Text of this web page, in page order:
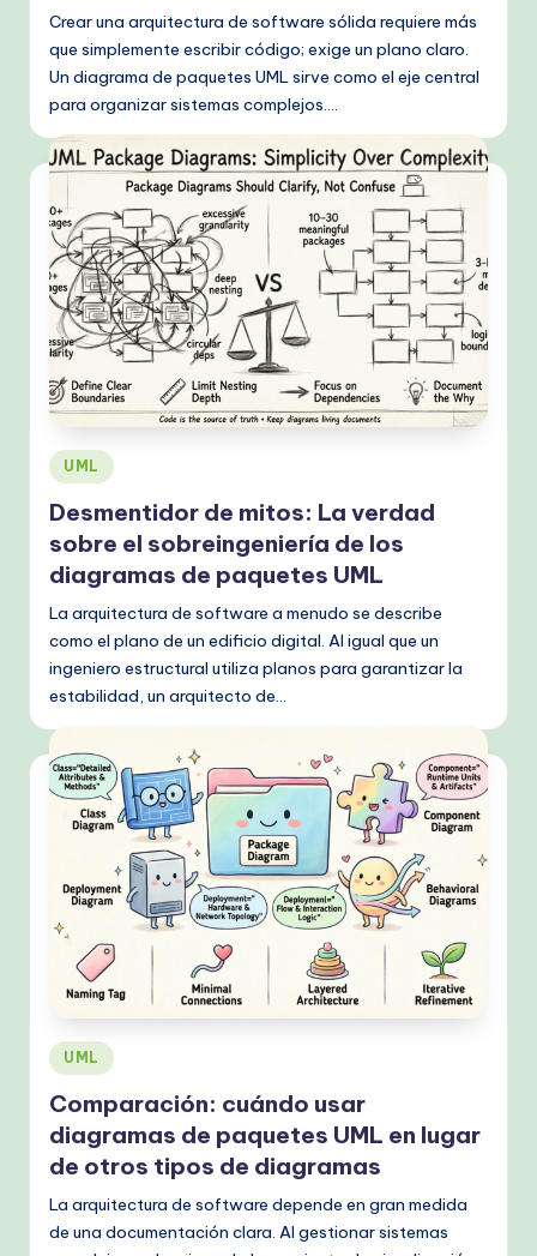
Crear una arquitectura de software sólida requiere más
que simplemente escribir código; exige un plano claro.
Un diagrama de paquetes UML sirve como el eje central
para organizar sistemas complejos.…
Publicado
en
UML
Desmentidor de mitos: La verdad
sobre el sobreingeniería de los
diagramas de paquetes UML
La arquitectura de software a menudo se describe
como el plano de un edificio digital. Al igual que un
ingeniero estructural utiliza planos para garantizar la
estabilidad, un arquitecto de…
Publicado
en
UML
Comparación: cuándo usar
diagramas de paquetes UML en lugar
de otros tipos de diagramas
La arquitectura de software depende en gran medida
de una documentación clara. Al gestionar sistemas